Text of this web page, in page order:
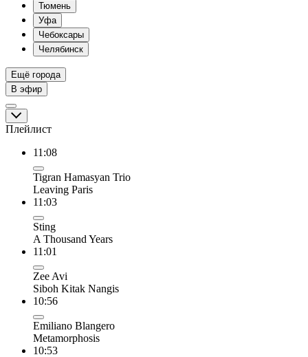
Тюмень
Уфа
Чебоксары
Челябинск
Ещё города
В эфир
Плейлист
11:08
Tigran Hamasyan Trio
Leaving Paris
11:03
Sting
A Thousand Years
11:01
Zee Avi
Siboh Kitak Nangis
10:56
Emiliano Blangero
Metamorphosis
10:53